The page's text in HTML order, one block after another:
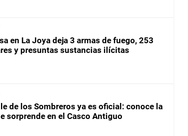
en La Joya deja 3 armas de fuego, 253
y presuntas sustancias ilícitas
de los Sombreros ya es oficial: conoce la
sorprende en el Casco Antiguo